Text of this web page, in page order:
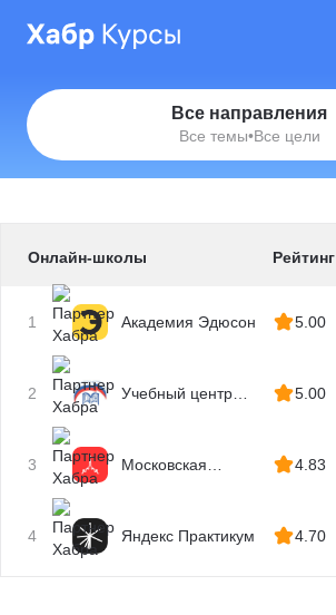
Все направления
Все темы•Все цели
Онлайн-школы Рейтинг
1 Академия Эдюсон 5.00
2
Учебный центр
5.00
3
Московская
4.83
4 Яндекс Практикум 4.70